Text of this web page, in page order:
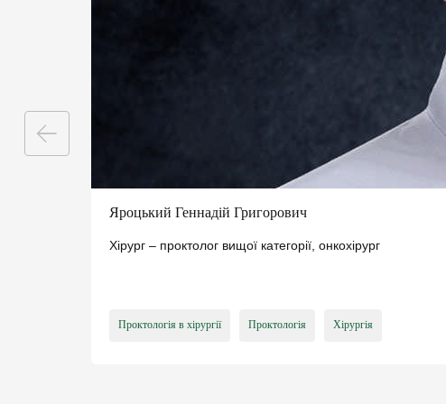
Яроцький Геннадій Григорович
Хірург – проктолог вищої категорії, онкохірург
Проктологія в хірургії Проктологія Хірургія
електронні
ПІДПИСАТИ